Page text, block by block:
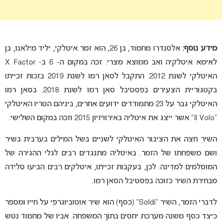
מידע נוסף:
אלסנדרו מחמוד, בן 26, הוא זמר איטלקי, יליד מילאנו, בן
לאימא איטלקיה ואב ממוצא מצרי. זכה במקום ה- 6 ב- X Factor
האיטלקי לשנת 2012. התקבל לסאן רמו לשנת 2019 בזכות זכייתו
בקטגוריית הצעירים בפסטיבל סאן רמו לשנת 2018. בסאן רמו
האיטלקי גבר על 23 מתמודדים ידועים אחרים, ביניהם הטריו האיטלקי
“Il Volo” אשר ייצג את איטליה באירוויזיון 2015 וזכה במקום השלישי.
השיר חצה את הציבור האיטלקי לשניים בשל המילים בערבית בשיר
ושם משפחתו של הזמר. באיטליה מתנגדים רבים לגלי ההגירה של
המוסלמים למדינה. לכן, בעקבות זכייתו, איטלקים רבים הביעו סלידה
מבחירת השיר כזוכה בפסטיבל הסאן רמו.
לדברי הזמר, השיר “Soldi” (כסף) הוא שיר אוטוביוגרפי על חייו ומספר
כיצד כסף משנה מערכת יחסים בתוך המשפחה. אביו של מחמוד נטש